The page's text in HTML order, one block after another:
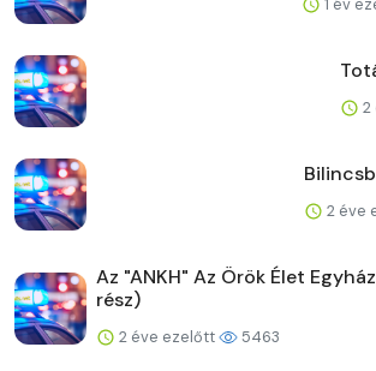
2
2 éve
Az "ANKH" Az Örök Élet
rész)
2 éve ezelőtt 5463